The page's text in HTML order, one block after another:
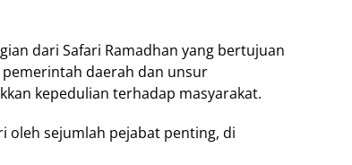
dari Safari Ramadhan yang bertujuan
daerah dan unsur
kepedulian terhadap masyarakat.
oleh sejumlah pejabat penting, di